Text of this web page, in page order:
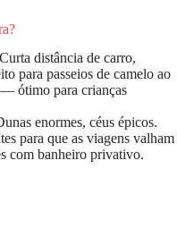
Curta distância de carro,
para passeios de camelo ao
— ótimo para crianças
enormes, céus épicos.
para que as viagens valham
com banheiro privativo.